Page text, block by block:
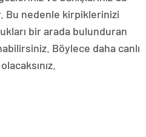
Bu nedenle kirpiklerinizi
bir arada bulunduran
Böylece daha canlı